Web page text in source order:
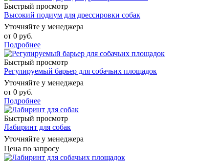
Быстрый просмотр
Высокий подиум для дрессировки собак
Уточняйте у менеджера
от 0 руб.
Подробнее
Быстрый просмотр
Регулируемый барьер для собачьих площадок
Уточняйте у менеджера
от 0 руб.
Подробнее
Быстрый просмотр
Лабиринт для собак
Уточняйте у менеджера
Цена по запросу